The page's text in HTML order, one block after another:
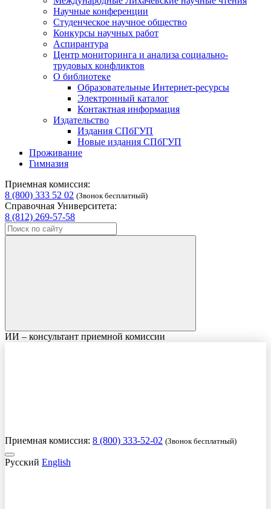
Научные конференции
Студенческое научное общество
Конкурсы научных работ
Аспирантура
Центр мониторинга и анализа социально-
трудовых конфликтов
О библиотеке
Образовательные Интернет-ресурсы
Электронный каталог
Контактная информация
Издательство
Издания СПбГУП
Новые издания СПбГУП
Проживание
Гимназия
Приемная комиссия:
8 (800) 333 52 02 (Звонок бесплатный)
Справочная Университета:
8 (812) 269-57-58
ИИ – консультант приемной комиссии
Приемная комиссия: 8 (800) 333-52-02 (Звонок бесплатный)
Русский English